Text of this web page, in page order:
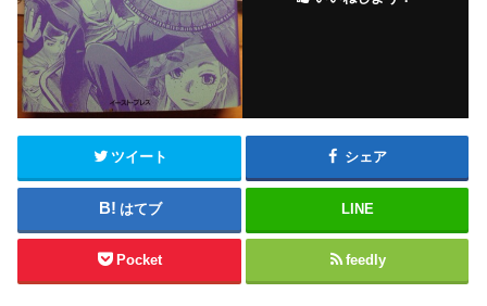
ツイート シェア
はてブ LINE
Pocket feedly